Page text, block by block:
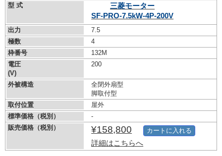
型 式
三菱モーター
SF-PRO-7.5kW-4P-200V
出力
7.5
極数
4
枠番号
132M
電圧
(V)
200
外被構造
全閉外扇型
脚取付型
取付位置
屋外
標準価格（税別）
-
販売価格（税別）
¥158,800
詳細はこちらへ
カートに入れる